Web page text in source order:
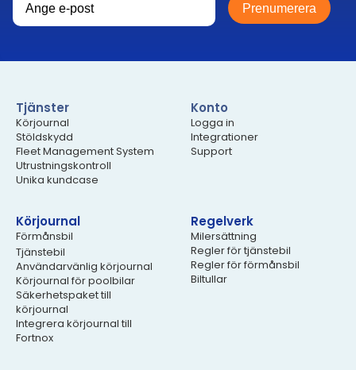
Prenumerera
Tjänster
Körjournal
Stöldskydd
Fleet Management System
Utrustningskontroll
Unika kundcase
Konto
Logga in
Integrationer
Support
Körjournal
Förmånsbil
Tjänstebil
Användarvänlig körjournal
Körjournal för poolbilar
Säkerhetspaket till
körjournal
Integrera körjournal till
Fortnox
Regelverk
Milersättning
Regler för tjänstebil
Regler för förmånsbil
Biltullar